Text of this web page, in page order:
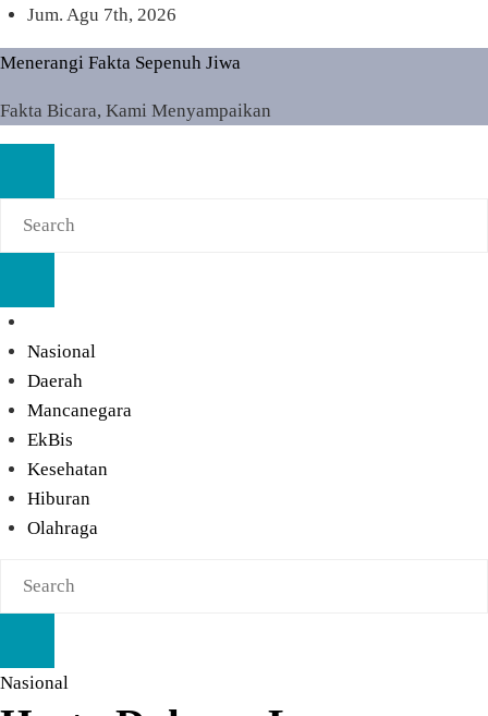
Skip
to
content
Jum. Agu 7th, 2026
Menerangi Fakta Sepenuh Jiwa
Fakta Bicara, Kami Menyampaikan
Nasional
Daerah
Mancanegara
EkBis
Kesehatan
Hiburan
Olahraga
Nasional